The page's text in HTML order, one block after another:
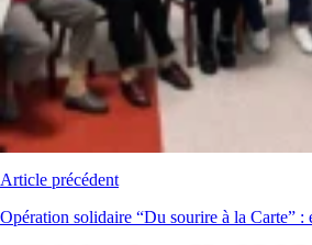
Article précédent
Opération solidaire “Du sourire à la Carte” :